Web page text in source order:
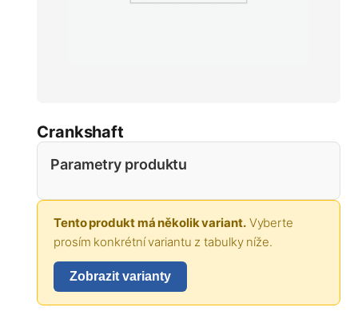
Crankshaft
Parametry produktu
Tento produkt má několik variant.Vyberte
prosím konkrétní variantu z tabulky níže.
Zobrazit varianty